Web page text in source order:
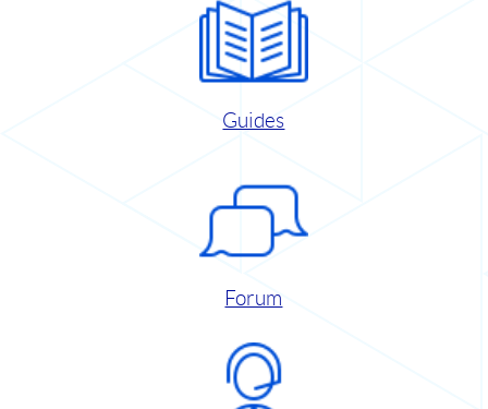
Guides
Forum